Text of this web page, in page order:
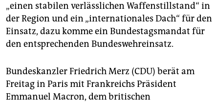
„einen stabilen verlässlichen Waffenstillstand“ in
der Region und ein „internationales Dach“ für den
Einsatz, dazu komme ein Bundestagsmandat für
den entsprechenden Bundeswehreinsatz.
Bundeskanzler Friedrich Merz (CDU) berät am
Freitag in Paris mit Frankreichs Präsident
Emmanuel Macron, dem britischen